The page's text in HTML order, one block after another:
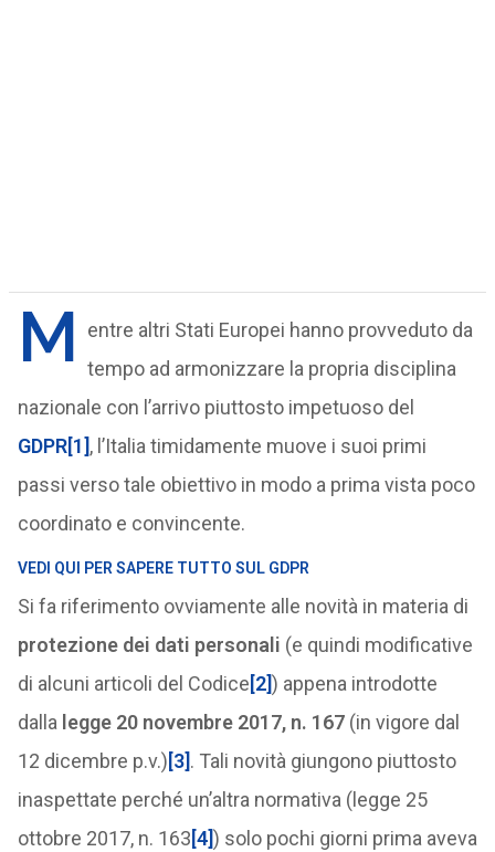
M
entre altri Stati Europei hanno provveduto da
tempo ad armonizzare la propria disciplina
nazionale con l’arrivo piuttosto impetuoso del
GDPR[1], l’Italia timidamente muove i suoi primi
passi verso tale obiettivo in modo a prima vista poco
coordinato e convincente.
VEDI QUI PER SAPERE TUTTO SUL GDPR
Si fa riferimento ovviamente alle novità in materia di
protezione dei dati personali (e quindi modificative
di alcuni articoli del Codice[2]) appena introdotte
dalla legge 20 novembre 2017, n. 167 (in vigore dal
12 dicembre p.v.)[3]. Tali novità giungono piuttosto
inaspettate perché un’altra normativa (legge 25
ottobre 2017, n. 163[4]) solo pochi giorni prima aveva